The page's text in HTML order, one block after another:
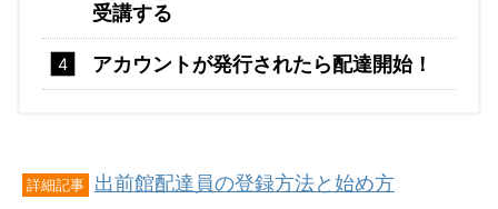
受講する
アカウントが発行されたら配達開始！
詳細記事 出前館配達員の登録方法と始め方